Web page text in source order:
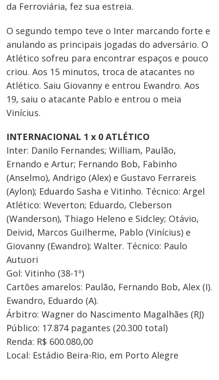
da Ferroviária, fez sua estreia.
O segundo tempo teve o Inter marcando forte e
anulando as principais jogadas do adversário. O
Atlético sofreu para encontrar espaços e pouco
criou. Aos 15 minutos, troca de atacantes no
Atlético. Saiu Giovanny e entrou Ewandro. Aos
19, saiu o atacante Pablo e entrou o meia
Vinícius.
INTERNACIONAL 1 x 0 ATLÉTICO
Inter: Danilo Fernandes; William, Paulão,
Ernando e Artur; Fernando Bob, Fabinho
(Anselmo), Andrigo (Alex) e Gustavo Ferrareis
(Aylon); Eduardo Sasha e Vitinho. Técnico: Argel
Atlético: Weverton; Eduardo, Cleberson
(Wanderson), Thiago Heleno e Sidcley; Otávio,
Deivid, Marcos Guilherme, Pablo (Vinícius) e
Giovanny (Ewandro); Walter. Técnico: Paulo
Autuori
Gol: Vitinho (38-1º)
Cartões amarelos: Paulão, Fernando Bob, Alex (I).
Ewandro, Eduardo (A).
Árbitro: Wagner do Nascimento Magalhães (RJ)
Público: 17.874 pagantes (20.300 total)
Renda: R$ 600.080,00
Local: Estádio Beira-Rio, em Porto Alegre